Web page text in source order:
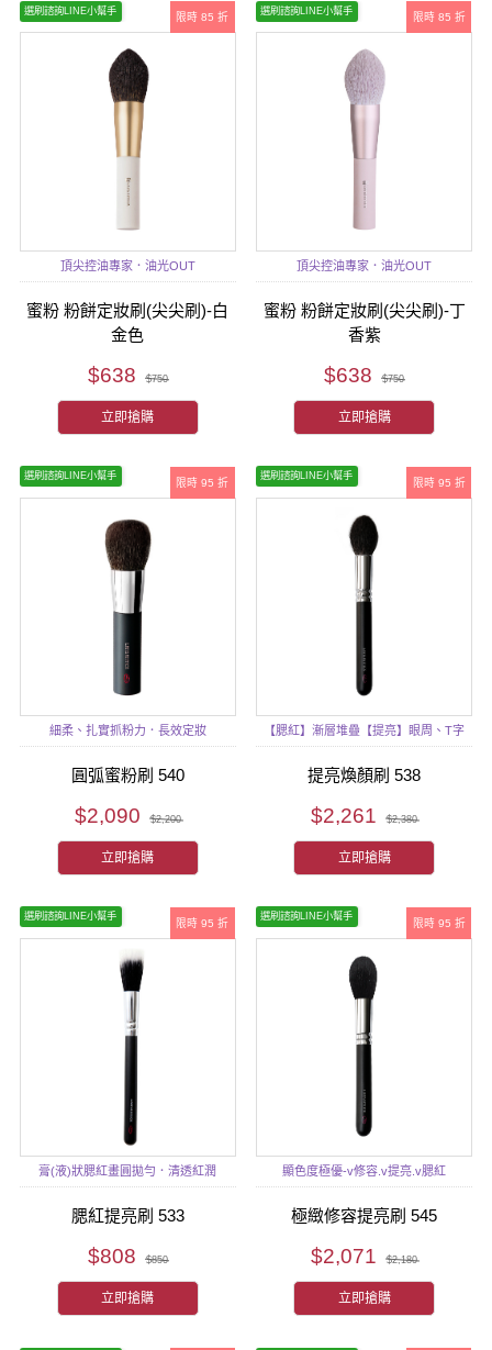
限時 85 折
選刷諮詢LINE小幫手
頂尖控油專家．油光OUT
蜜粉 粉餅定妝刷(尖尖刷)-白
金色
$638 $750
立即搶購
限時 85 折
選刷諮詢LINE小幫手
頂尖控油專家．油光OUT
蜜粉 粉餅定妝刷(尖尖刷)-丁
香紫
$638 $750
立即搶購
限時 95 折
選刷諮詢LINE小幫手
細柔、扎實抓粉力．長效定妝
圓弧蜜粉刷 540
$2,090 $2,200
立即搶購
限時 95 折
選刷諮詢LINE小幫手
【腮紅】漸層堆疊【提亮】眼周、T字
提亮煥顏刷 538
$2,261 $2,380
立即搶購
限時 95 折
選刷諮詢LINE小幫手
膏(液)狀腮紅畫圓拋勻．清透紅潤
腮紅提亮刷 533
$808 $850
立即搶購
限時 95 折
選刷諮詢LINE小幫手
顯色度極優-v修容.v提亮.v腮紅
極緻修容提亮刷 545
$2,071 $2,180
立即搶購